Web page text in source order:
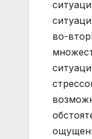
во-